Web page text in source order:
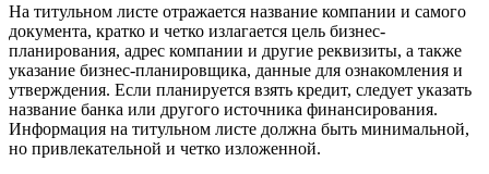
На титульном листе отражается название компании и самого
документа, кратко и четко излагается цель бизнес-
планирования, адрес компании и другие реквизиты, а также
указание бизнес-планировщика, данные для ознакомления и
утверждения. Если планируется взять кредит, следует указать
название банка или другого источника финансирования.
Информация на титульном листе должна быть минимальной,
но привлекательной и четко изложенной.